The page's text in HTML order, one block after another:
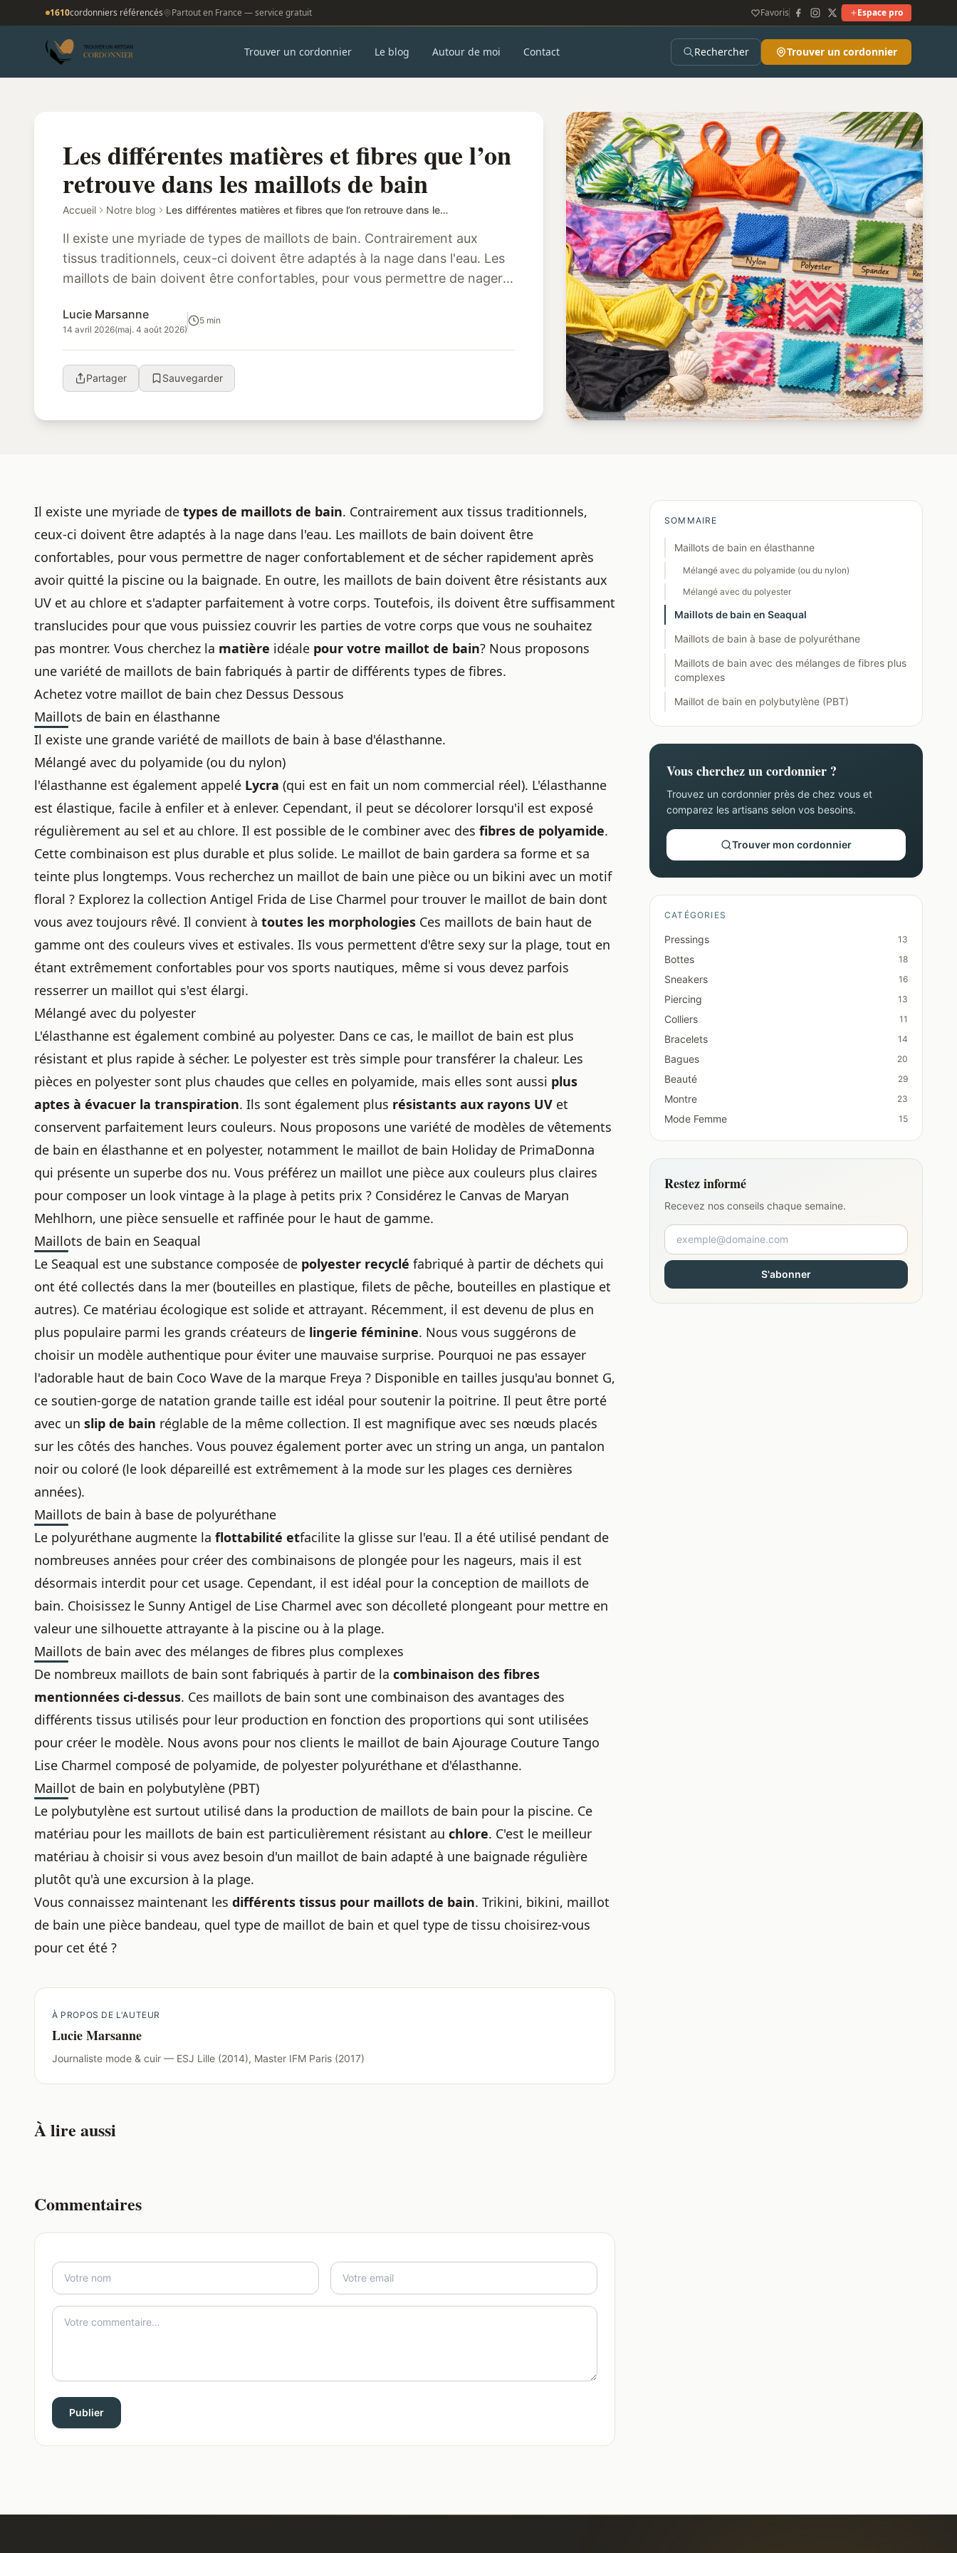
1610cordonniers référencés Partout en France — service gratuit Favoris Espace pro
Trouver un cordonnier Le blog Autour de moi Contact Rechercher Trouver un cordonnier
Les différentes matières et fibres que l’on
retrouve dans les maillots de bain
Accueil Notre blog Les différentes matières et fibres que l’on retrouve dans les maillots de bain
Il existe une myriade de types de maillots de bain. Contrairement aux
tissus traditionnels, ceux-ci doivent être adaptés à la nage dans l'eau. Les
maillots de bain doivent être confortables, pour vous permettre de nager
Lucie Marsanne
14 avril 2026(maj. 4 août 2026)
5 min
Partager Sauvegarder
Il existe une myriade de types de maillots de bain. Contrairement aux tissus traditionnels,
ceux-ci doivent être adaptés à la nage dans l'eau. Les maillots de bain doivent être
confortables, pour vous permettre de nager confortablement et de sécher rapidement après
avoir quitté la piscine ou la baignade. En outre, les maillots de bain doivent être résistants aux
UV et au chlore et s'adapter parfaitement à votre corps. Toutefois, ils doivent être suffisamment
translucides pour que vous puissiez couvrir les parties de votre corps que vous ne souhaitez
pas montrer. Vous cherchez la matière idéale pour votre maillot de bain? Nous proposons
une variété de maillots de bain fabriqués à partir de différents types de fibres.
Achetez votre maillot de bain chez Dessus Dessous
Maillots de bain en élasthanne
Il existe une grande variété de maillots de bain à base d'élasthanne.
Mélangé avec du polyamide (ou du nylon)
l'élasthanne est également appelé Lycra (qui est en fait un nom commercial réel). L'élasthanne
est élastique, facile à enfiler et à enlever. Cependant, il peut se décolorer lorsqu'il est exposé
régulièrement au sel et au chlore. Il est possible de le combiner avec des fibres de polyamide.
Cette combinaison est plus durable et plus solide. Le maillot de bain gardera sa forme et sa
teinte plus longtemps. Vous recherchez un maillot de bain une pièce ou un bikini avec un motif
floral ? Explorez la collection Antigel Frida de Lise Charmel pour trouver le maillot de bain dont
vous avez toujours rêvé. Il convient à toutes les morphologies Ces maillots de bain haut de
gamme ont des couleurs vives et estivales. Ils vous permettent d'être sexy sur la plage, tout en
étant extrêmement confortables pour vos sports nautiques, même si vous devez parfois
resserrer un maillot qui s'est élargi.
Mélangé avec du polyester
L'élasthanne est également combiné au polyester. Dans ce cas, le maillot de bain est plus
résistant et plus rapide à sécher. Le polyester est très simple pour transférer la chaleur. Les
pièces en polyester sont plus chaudes que celles en polyamide, mais elles sont aussi plus
aptes à évacuer la transpiration. Ils sont également plus résistants aux rayons UV et
conservent parfaitement leurs couleurs. Nous proposons une variété de modèles de vêtements
de bain en élasthanne et en polyester, notamment le maillot de bain Holiday de PrimaDonna
qui présente un superbe dos nu. Vous préférez un maillot une pièce aux couleurs plus claires
pour composer un look vintage à la plage à petits prix ? Considérez le Canvas de Maryan
Mehlhorn, une pièce sensuelle et raffinée pour le haut de gamme.
Maillots de bain en Seaqual
Le Seaqual est une substance composée de polyester recyclé fabriqué à partir de déchets qui
ont été collectés dans la mer (bouteilles en plastique, filets de pêche, bouteilles en plastique et
autres). Ce matériau écologique est solide et attrayant. Récemment, il est devenu de plus en
plus populaire parmi les grands créateurs de lingerie féminine. Nous vous suggérons de
choisir un modèle authentique pour éviter une mauvaise surprise. Pourquoi ne pas essayer
l'adorable haut de bain Coco Wave de la marque Freya ? Disponible en tailles jusqu'au bonnet G,
ce soutien-gorge de natation grande taille est idéal pour soutenir la poitrine. Il peut être porté
avec un slip de bain réglable de la même collection. Il est magnifique avec ses nœuds placés
sur les côtés des hanches. Vous pouvez également porter avec un string un anga, un pantalon
noir ou coloré (le look dépareillé est extrêmement à la mode sur les plages ces dernières
années).
Maillots de bain à base de polyuréthane
Le polyuréthane augmente la flottabilité etfacilite la glisse sur l'eau. Il a été utilisé pendant de
nombreuses années pour créer des combinaisons de plongée pour les nageurs, mais il est
désormais interdit pour cet usage. Cependant, il est idéal pour la conception de maillots de
bain. Choisissez le Sunny Antigel de Lise Charmel avec son décolleté plongeant pour mettre en
valeur une silhouette attrayante à la piscine ou à la plage.
Maillots de bain avec des mélanges de fibres plus complexes
De nombreux maillots de bain sont fabriqués à partir de la combinaison des fibres
mentionnées ci-dessus. Ces maillots de bain sont une combinaison des avantages des
différents tissus utilisés pour leur production en fonction des proportions qui sont utilisées
pour créer le modèle. Nous avons pour nos clients le maillot de bain Ajourage Couture Tango
Lise Charmel composé de polyamide, de polyester polyuréthane et d'élasthanne.
Maillot de bain en polybutylène (PBT)
Le polybutylène est surtout utilisé dans la production de maillots de bain pour la piscine. Ce
matériau pour les maillots de bain est particulièrement résistant au chlore. C'est le meilleur
matériau à choisir si vous avez besoin d'un maillot de bain adapté à une baignade régulière
plutôt qu'à une excursion à la plage.
Vous connaissez maintenant les différents tissus pour maillots de bain. Trikini, bikini, maillot
de bain une pièce bandeau, quel type de maillot de bain et quel type de tissu choisirez-vous
pour cet été ?
À PROPOS DE L'AUTEUR
Lucie Marsanne
Journaliste mode & cuir — ESJ Lille (2014), Master IFM Paris (2017)
À lire aussi
Commentaires
Publier
SOMMAIRE
Maillots de bain en élasthanne
Mélangé avec du polyamide (ou du nylon)
Mélangé avec du polyester
Maillots de bain en Seaqual
Maillots de bain à base de polyuréthane
Maillots de bain avec des mélanges de fibres plus
complexes
Maillot de bain en polybutylène (PBT)
Vous cherchez un cordonnier ?
Trouvez un cordonnier près de chez vous et
comparez les artisans selon vos besoins.
Trouver mon cordonnier
CATÉGORIES
Pressings 13
Bottes 18
Sneakers 16
Piercing 13
Colliers 11
Bracelets 14
Bagues 20
Beauté 29
Montre 23
Mode Femme 15
Restez informé
Recevez nos conseils chaque semaine.
S'abonner